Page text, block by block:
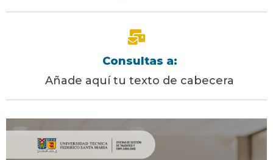
Consultas a:
Añade aquí tu texto de cabecera